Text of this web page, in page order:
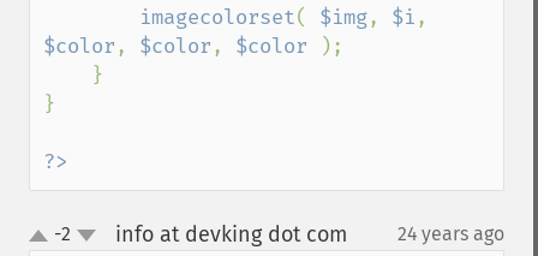
imagecolorset( $img, $i
$color , $color , $color
);
}
?>
up-2 info at devking dot com 24 years ago